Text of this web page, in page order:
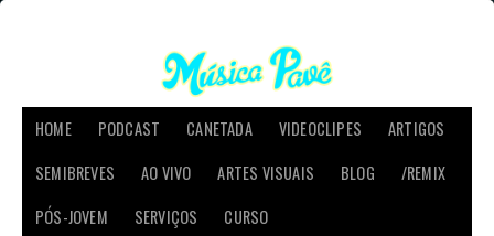
HOME PODCAST CANETADA VIDEOCLIPES
ARTIGOS
SEMIBREVES
AO VIVO ARTES VISUAIS BLOG
/REMIX
PÓS-JOVEM
SERVIÇOS CURSO